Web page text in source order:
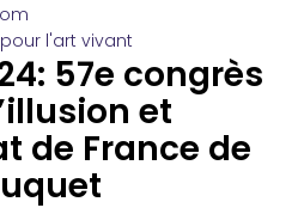
l'art vivant
57e congrès
et
de France de